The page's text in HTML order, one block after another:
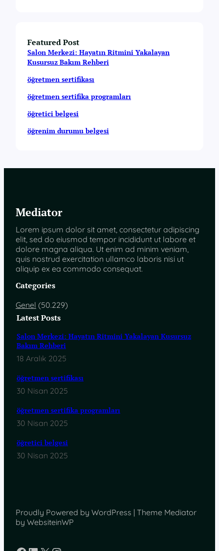
Featured Post
Salon Merkezi: Hayatın Ritmini Yakalayan
Kusursuz Bakım Rehberi
öğretmen sertifikası
öğretmen sertifika programları
öğretici belgesi
öğrenim durumu belgesi
Mediator
Lorem ipsum dolor sit amet, consectetur adipiscing
elit, sed do eiusmod tempor incididunt ut labore et
dolore magna aliqua. Ut enim ad minim veniam,
quis nostrud exercitation ullamco laboris nisi ut
aliquip ex ea commodo consequat.
Categories
Genel (50.229)
Latest Posts
Salon Merkezi: Hayatın Ritmini Yakalayan Kusursuz
Bakım Rehberi
18 Aralık 2025
öğretmen sertifikası
30 Nisan 2025
öğretmen sertifika programları
30 Nisan 2025
öğretici belgesi
30 Nisan 2025
Proudly Powered by WordPress | Theme Mediator
by WebsiteinWP